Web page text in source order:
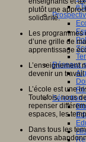
Réseaux
Sélection
plutôt une
solidarité.
Les programmes
d’une grille de
apprentissage
L’enseignement
devenir un
L’école est une
Toutefois, nous
repenser
espaces, les
Dans tous les
devons